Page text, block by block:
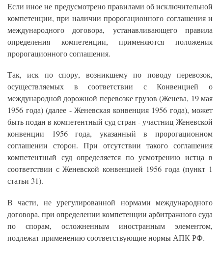
Если иное не предусмотрено правилами об исключительной
компетенции, при наличии пророгационного соглашения и
международного договора, устанавливающего правила
определения компетенции, применяются положения
пророгационного соглашения.
Так, иск по спору, возникшему по поводу перевозок,
осуществляемых в соответствии с Конвенцией о
международной дорожной перевозке грузов (Женева, 19 мая
1956 года) (далее - Женевская конвенция 1956 года), может
быть подан в компетентный суд стран - участниц Женевской
конвенции 1956 года, указанный в пророгационном
соглашении сторон. При отсутствии такого соглашения
компетентный суд определяется по усмотрению истца в
соответствии с Женевской конвенцией 1956 года (пункт 1
статьи 31).
В части, не урегулированной нормами международного
договора, при определении компетенции арбитражного суда
по спорам, осложненным иностранным элементом,
подлежат применению соответствующие нормы АПК РФ.